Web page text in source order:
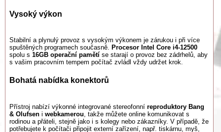
Vysoký výkon
Stabilní a plynulý provoz s vysokým výkonem je zárukou i při více
spuštěných programech současně. Procesor Intel Core i4-12500
spolu s 16GB operační pamětí se starají o provoz bez zádrhelů, aby
s vašim pracovním tempem počítač zvládl vždy udržet krok.
Bohatá nabídka konektorů
Přístroj nabízí výkonné integrované stereofonní reproduktory Bang
& Olufsen i webkamerou , takže můžete online komunikovat s
rodinou a přáteli, stejně jako i s kolegy nebo zákazníky. V případě, že
potřebujete k počítači připojit externí zařízení, např. tiskárnu, myš,